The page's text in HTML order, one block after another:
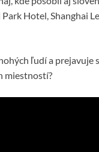
Hotel, Shanghai
ľudí a prejavuje
miestností?